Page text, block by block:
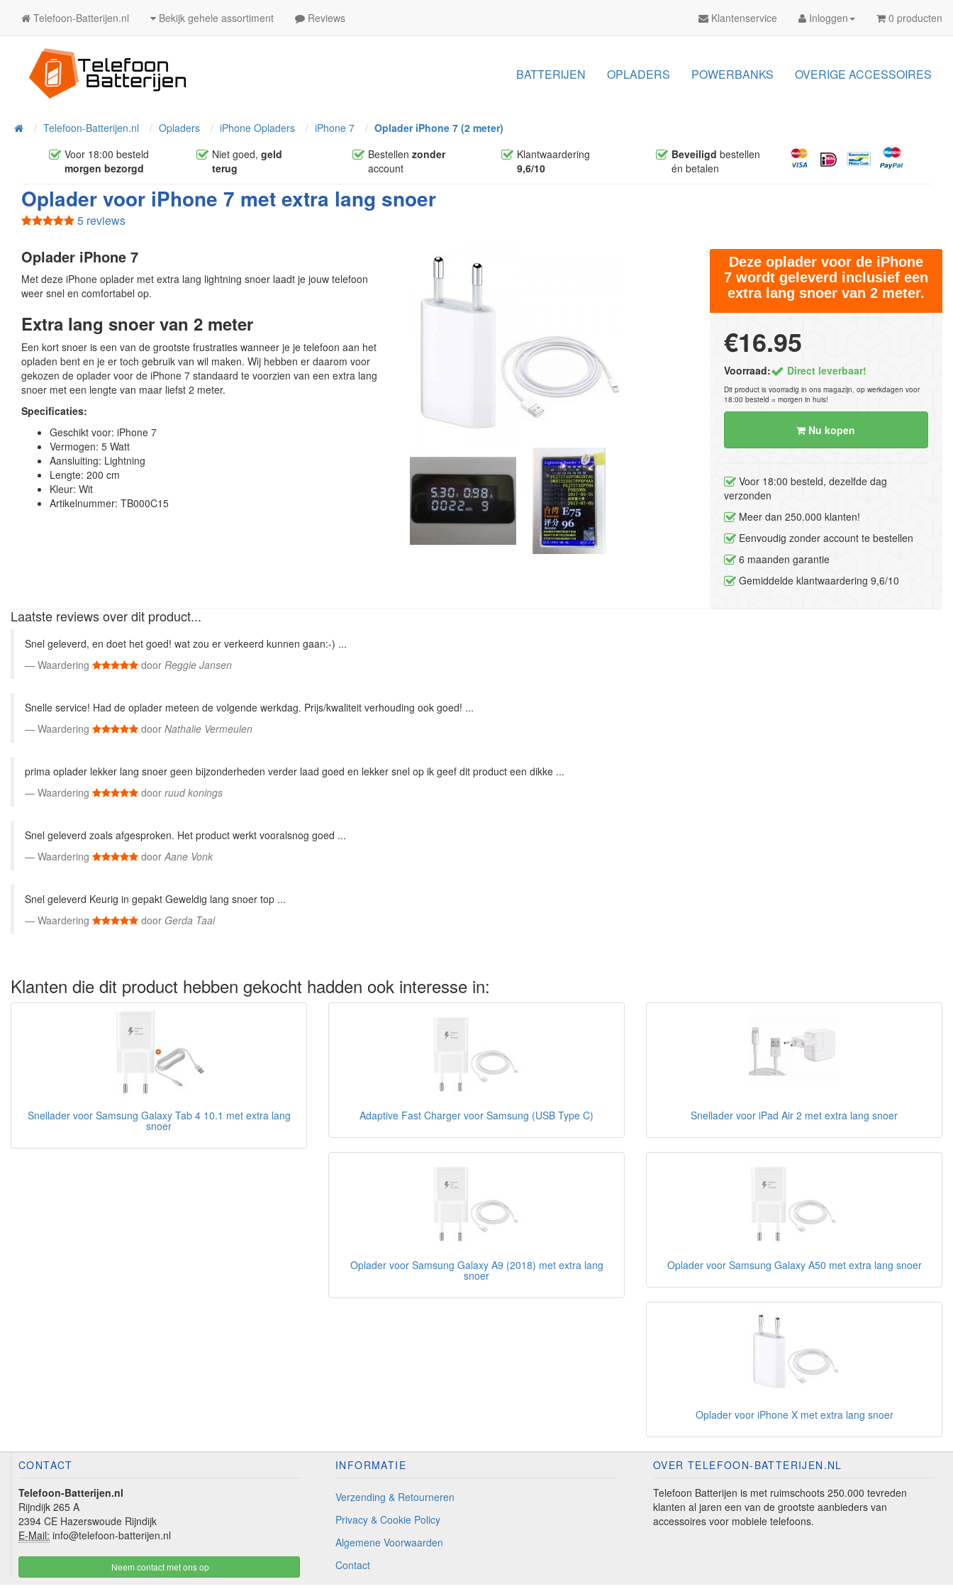
Telefoon-Batterijen.nl Bekijk gehele assortiment Reviews Klantenservice Inloggen 0 producten
BATTERIJEN OPLADERS POWERBANKS OVERIGE ACCESSOIRES
HomeTelefoon-Batterijen.nl Opladers iPhone Opladers iPhone 7
Oplader iPhone 7 (2 meter)
Voor 18:00 besteld
morgen bezorgd
Niet goed,geld
terug
Bestellen zonder
account
Klantwaardering
9,6/10
Beveiligd bestellen
én betalen
Oplader voor iPhone 7 met extra lang snoer
5 reviews
Deze oplader voor de iPhone
7 wordt geleverd inclusief een
extra lang snoer van 2 meter.
€16.95
Voorraad: Direct leverbaar!
Dit product is voorradig in ons magazijn, op werkdagen voor
18:00 besteld = morgen in huis!
Nu kopen
Voor 18:00 besteld, dezelfde dag
verzonden
Meer dan 250.000 klanten!
Eenvoudig zonder account te bestellen
6 maanden garantie
Gemiddelde klantwaardering 9,6/10
Oplader iPhone 7
Met deze iPhone oplader met extra lang lightning snoer laadt je jouw telefoon
weer snel en comfortabel op.
Extra lang snoer van 2 meter
Een kort snoer is een van de grootste frustraties wanneer je je telefoon aan het
opladen bent en je er toch gebruik van wil maken. Wij hebben er daarom voor
gekozen de oplader voor de iPhone 7 standaard te voorzien van een extra lang
snoer met een lengte van maar liefst 2 meter.
Specificaties:
Geschikt voor: iPhone 7
Vermogen: 5 Watt
Aansluiting: Lightning
Lengte: 200 cm
Kleur: Wit
Artikelnummer: TB000C15
Laatste reviews over dit product...
Snel geleverd, en doet het goed! wat zou er verkeerd kunnen gaan:-) ...
Waardering
door Reggie Jansen
Snelle service! Had de oplader meteen de volgende werkdag. Prijs/kwaliteit verhouding ook goed! ...
Waardering
door Nathalie Vermeulen
prima oplader lekker lang snoer geen bijzonderheden verder laad goed en lekker snel op ik geef dit product een dikke ...
Waardering
door ruud konings
Snel geleverd zoals afgesproken. Het product werkt vooralsnog goed ...
Waardering
doorAane Vonk
Snel geleverd Keurig in gepakt Geweldig lang snoer top ...
Waardering
door Gerda Taal
Klanten die dit product hebben gekocht hadden ook interesse in:
Snellader voor Samsung Galaxy Tab 4 10.1 met extra lang
snoer
Adaptive Fast Charger voor Samsung (USB Type C) Snellader voor iPad Air 2 met extra lang snoer
Oplader voor Samsung Galaxy A9 (2018) met extra lang
snoer
Oplader voor Samsung Galaxy A50 met extra lang snoer
Oplader voor iPhone X met extra lang snoer
CONTACT
Telefoon-Batterijen.nl
Rijndijk 265 A
2394 CE Hazerswoude Rijndijk
E-Mail: info@telefoon-batterijen.nl
Neem contact met ons op
INFORMATIE
Verzending & Retourneren
Privacy & Cookie Policy
Algemene Voorwaarden
Contact
OVER TELEFOON-BATTERIJEN.NL
Telefoon Batterijen is met ruimschoots 250.000 tevreden
klanten al jaren een van de grootste aanbieders van
accessoires voor mobiele telefoons.